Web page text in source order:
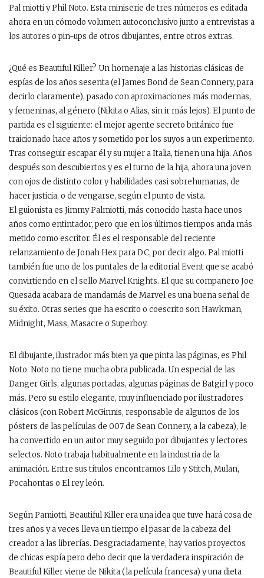
Pal miotti y Phil Noto. Esta miniserie de tres números es editada
ahora en un cómodo volumen autoconclusivo junto a entrevistas a
los autores o pin-ups de otros dibujantes, entre otros extras.
¿Qué es Beautiful Killer? Un homenaje a las historias clásicas de
espías de los años sesenta (el James Bond de Sean Connery, para
decirlo claramente), pasado con aproximaciones más modernas,
y femeninas, al género (Nikita o Alias, sin ir más lejos). El punto de
partida es el siguiente: el mejor agente secreto británico fue
traicionado hace años y sometido por los suyos a un experimento.
Tras conseguir escapar él y su mujer a Italia, tienen una hija. Años
después son descubiertos y es el turno de la hija, ahora una joven
con ojos de distinto color y habilidades casi sobrehumanas, de
hacer justicia, o de vengarse, según el punto de vista.
El guionista es Jimmy Palmiotti, más conocido hasta hace unos
años como entintador, pero que en los últimos tiempos anda más
metido como escritor. Él es el responsable del reciente
relanzamiento de Jonah Hex para DC, por decir algo. Pal miotti
también fue uno de los puntales de la editorial Event que se acabó
convirtiendo en el sello Marvel Knights. El que su compañero Joe
Quesada acabara de mandamás de Marvel es una buena señal de
su éxito. Otras series que ha escrito o coescrito son Hawkman,
Midnight, Mass, Masacre o Superboy.
El dibujante, ilustrador más bien ya que pinta las páginas, es Phil
Noto. Noto no tiene mucha obra publicada. Un especial de las
Danger Girls, algunas portadas, algunas páginas de Batgirl y poco
más. Pero su estilo elegante, muy influenciado por ilustradores
clásicos (con Robert McGinnis, responsable de algunos de los
pósters de las películas de 007 de Sean Connery, a la cabeza), le
ha convertido en un autor muy seguido por dibujantes y lectores
selectos. Noto trabaja habitualmente en la industria de la
animación. Entre sus títulos encontramos Lilo y Stitch, Mulan,
Pocahontas o El rey león.
Según Pamiotti, Beautiful Killer era una idea que tuve hará cosa de
tres años y a veces lleva un tiempo el pasar de la cabeza del
creador a las librerías. Desgraciadamente, hay varios proyectos
de chicas espía pero debo decir que la verdadera inspiración de
Beautiful Killer viene de Nikita (la película francesa) y una dieta